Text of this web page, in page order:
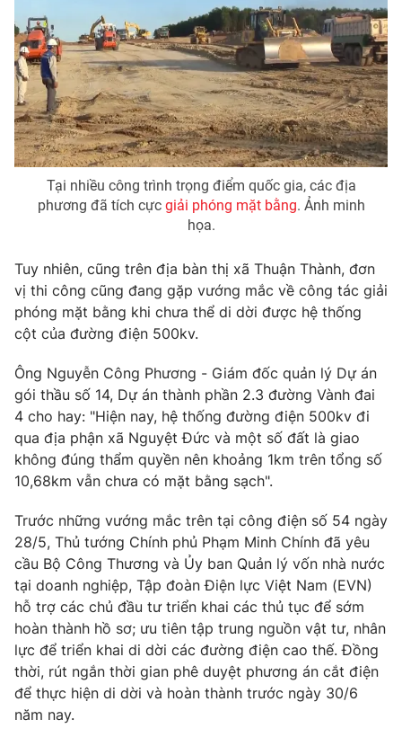
Video Shorts video
VTV Money VTV Thể thao
VTV Sức khoẻ Bất động sản
Thị trường 24h Tấm lòng Việt
Vươn mình bằng AI
VTV9 VTV8
Liên hệ tòa soạn English
THỜI BÁO VTV
Theo dõi báo trên
Cơ quan chủ quản:Đài Truyền hình Việt Nam
Cơ quan báo chí:Thời báo VTV
Giấy phép hoạt động báo in và báo điện tử số 483/GP-BTTTT
cấp ngày 29/12/2023
Tổng Biên tập:
Vũ Thanh Thủy
Phó Tổng Biên tập:Nguyễn Thị Mỹ Hạnh, Phạm Quốc Thắng,
Nguyễn Trọng Ninh
Tại nhiều công trình trọng điểm quốc gia, các địa
phương đã tích cực giải phóng mặt bằng. Ảnh minh
họa.
Tuy nhiên, cũng trên địa bàn thị xã Thuận Thành, đơn
vị thi công cũng đang gặp vướng mắc về công tác giải
phóng mặt bằng khi chưa thể di dời được hệ thống
cột của đường điện 500kv.
Ông Nguyễn Công Phương - Giám đốc quản lý Dự án
gói thầu số 14, Dự án thành phần 2.3 đường Vành đai
4 cho hay: "Hiện nay, hệ thống đường điện 500kv đi
qua địa phận xã Nguyệt Đức và một số đất là giao
không đúng thẩm quyền nên khoảng 1km trên tổng số
10,68km vẫn chưa có mặt bằng sạch".
Trước những vướng mắc trên tại công điện số 54 ngày
28/5, Thủ tướng Chính phủ Phạm Minh Chính đã yêu
cầu Bộ Công Thương và Ủy ban Quản lý vốn nhà nước
tại doanh nghiệp, Tập đoàn Điện lực Việt Nam (EVN)
hỗ trợ các chủ đầu tư triển khai các thủ tục để sớm
hoàn thành hồ sơ; ưu tiên tập trung nguồn vật tư, nhân
lực để triển khai di dời các đường điện cao thế. Đồng
thời, rút ngắn thời gian phê duyệt phương án cắt điện
để thực hiện di dời và hoàn thành trước ngày 30/6
năm nay.